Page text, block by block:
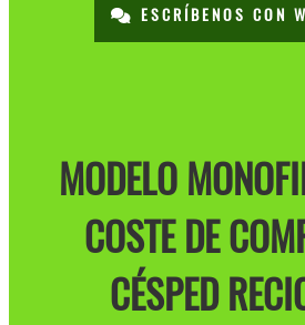
ESCRÍBENOS CON
MODELO
COSTE DE
CÉSPED